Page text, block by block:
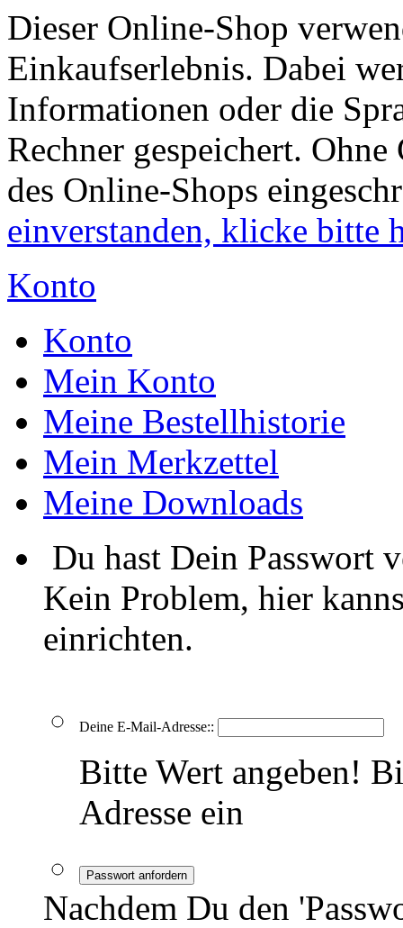
Dieser Online-Shop
Einkaufserlebnis. Dabei
Informationen oder die
Rechner gespeichert.
des Online-Shops
einverstanden, klicke bitte
Konto
Konto
Mein Konto
Meine Bestellhistorie
Mein Merkzettel
Meine Downloads
Du hast Dein Passwort
Kein Problem, hier
einrichten.
Deine E-Mail-Adresse::
Bitte Wert angeben!
Adresse ein
Passwort anfordern
Nachdem Du den